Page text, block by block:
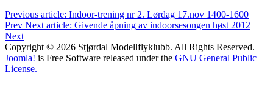
Previous article: Indoor-trening nr 2. Lørdag 17.nov 1400-1600
Prev Next article: Givende åpning av indoorsesongen høst 2012
Next
Copyright © 2026 Stjørdal Modellflyklubb. All Rights Reserved.
Joomla! is Free Software released under the GNU General Public
License.